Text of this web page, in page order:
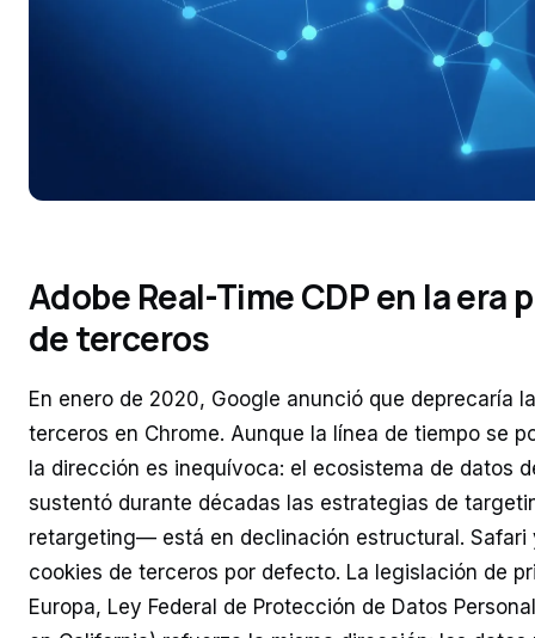
Adobe Real-Time CDP en la era
de terceros
En enero de 2020, Google anunció que deprecaría
terceros en Chrome. Aunque la línea de tiempo se
la dirección es inequívoca: el ecosistema de datos
sustentó durante décadas las estrategias de
retargeting— está en declinación estructural. Safari
cookies de terceros por defecto. La legislación de
Europa, Ley Federal de Protección de Datos